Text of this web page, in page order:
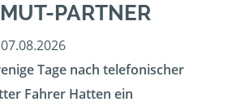
PARTNER
07.08.2026
Tage nach telefonischer
Fahrer Hatten ein